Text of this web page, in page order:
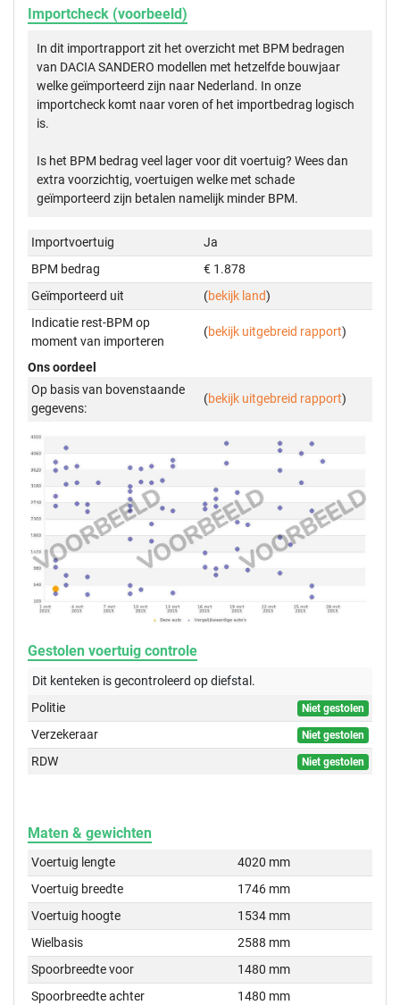
Importcheck (voorbeeld)
In dit importrapport zit het overzicht met BPM bedragen
van DACIA SANDERO modellen met hetzelfde bouwjaar
welke geïmporteerd zijn naar Nederland. In onze
importcheck komt naar voren of het importbedrag logisch
is.
Is het BPM bedrag veel lager voor dit voertuig? Wees dan
extra voorzichtig, voertuigen welke met schade
geïmporteerd zijn betalen namelijk minder BPM.
Importvoertuig
Ja
BPM bedrag
€ 1.878
Geïmporteerd uit
(bekijk land)
Indicatie rest-BPM op
moment van importeren
(bekijk uitgebreid rapport)
Ons oordeel
Op basis van bovenstaande
gegevens:
(bekijk uitgebreid rapport)
Gestolen voertuig controle
Dit kenteken is gecontroleerd opdiefstal.
Politie
Niet gestolen
Verzekeraar Niet gestolen
RDW Niet gestolen
Maten & gewichten
Voertuig lengte
4020 mm
Voertuig breedte
1746 mm
Voertuig hoogte
1534 mm
Wielbasis
2588 mm
Spoorbreedte voor
1480 mm
Spoorbreedte achter
1480 mm